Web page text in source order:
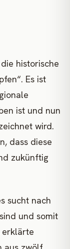
historische
Es ist
ist und nun
wird.
dass diese
zukünftig
sucht nach
und somit
erklärte